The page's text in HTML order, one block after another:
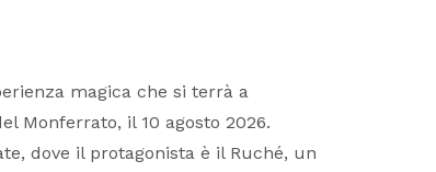
magica che si terrà a
Monferrato, il 10 agosto 2026.
dove il protagonista è il Ruché, un